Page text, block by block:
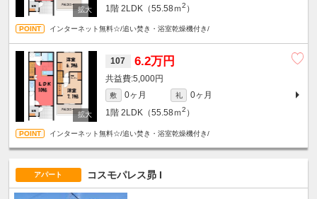
1階 2LDK（55.58ｍ2 ）
インターネット無料☆/追い焚き・浴室乾燥機付き/
107 6.2万円
5,000円
敷 0ヶ月 礼
0ヶ月
1階 2LDK（55.58ｍ2 ）
インターネット無料☆/追い焚き・浴室乾燥機付き/
アパート コスモパレス昴 I